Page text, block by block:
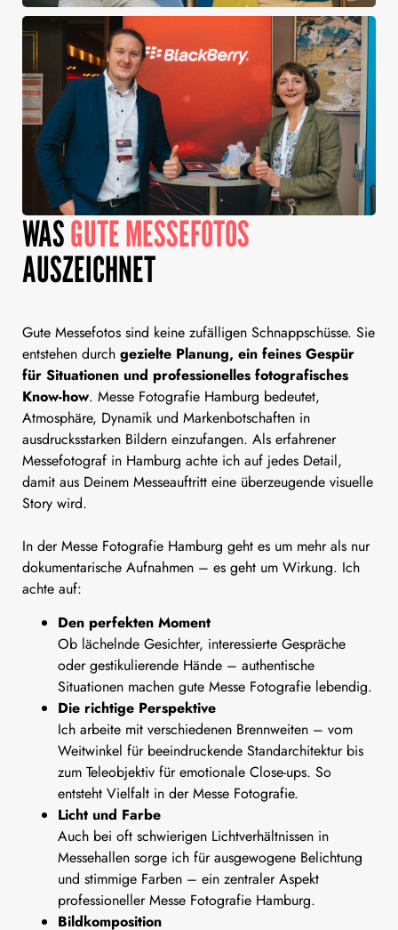
WASGUTE MESSEFOTOS
AUSZEICHNET
Gute Messefotos sind keine zufälligen Schnappschüsse. Sie
entstehen durch gezielte Planung, ein feines Gespür
für Situationen und professionelles fotografisches
Know-how. Messe Fotografie Hamburg bedeutet,
Atmosphäre, Dynamik und Markenbotschaften in
ausdrucksstarken Bildern einzufangen. Als erfahrener
Messefotograf in Hamburg achte ich auf jedes Detail,
damit aus Deinem Messeauftritt eine überzeugende visuelle
Story wird.
In der Messe Fotografie Hamburg geht es um mehr als nur
dokumentarische Aufnahmen – es geht um Wirkung. Ich
achte auf:
Den perfekten Moment
Ob lächelnde Gesichter, interessierte Gespräche
oder gestikulierende Hände – authentische
Situationen machen gute Messe Fotografie lebendig.
Die richtige Perspektive
Ich arbeite mit verschiedenen Brennweiten – vom
Weitwinkel für beeindruckende Standarchitektur bis
zum Teleobjektiv für emotionale Close-ups. So
entsteht Vielfalt in der Messe Fotografie.
Licht und Farbe
Auch bei oft schwierigen Lichtverhältnissen in
Messehallen sorge ich für ausgewogene Belichtung
und stimmige Farben – ein zentraler Aspekt
professioneller Messe Fotografie Hamburg.
Bildkomposition